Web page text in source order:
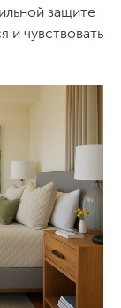
защите
и чувствовать